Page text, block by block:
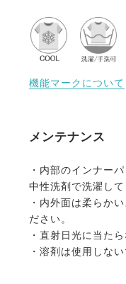
機能マークについて
メンテナンス
・内部のインナー
中性洗剤で洗濯し
・内外面は柔らか
ださい。
・直射日光に当た
・溶剤は使用しない